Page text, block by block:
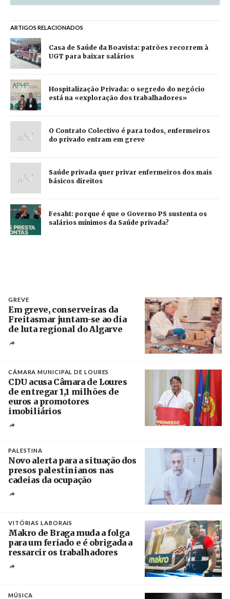
ARTIGOS RELACIONADOS
Casa de Saúde da Boavista: patrões recorrem à
UGT para baixar salários
Hospitalização Privada: o segredo do negócio
está na «exploração dos trabalhadores»
O Contrato Colectivo é para todos, enfermeiros
do privado entram em greve
Saúde privada quer privar enfermeiros dos mais
básicos direitos
Fesaht: porque é que o Governo PS sustenta os
salários mínimos da Saúde privada?
GREVE
Em greve, conserveiras da
Freitasmar juntam-se ao dia
de luta regional do Algarve
CÂMARA MUNICIPAL DE LOURES
CDU acusa Câmara de Loures
de entregar 1,1 milhões de
euros a promotores
imobiliários
PALESTINA
Novo alerta para a situação dos
presos palestinianos nas
cadeias da ocupação
VITÓRIAS LABORAIS
Makro de Braga muda a folga
para um feriado e é obrigada a
ressarcir os trabalhadores
MÚSICA